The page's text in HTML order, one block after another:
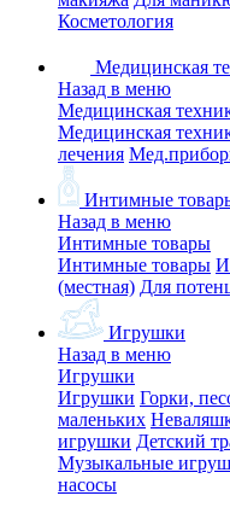
Косметология
Медицинская
Назад в меню
Медицинская
Медицинская
лечения
Интимные
Назад в меню
Интимные товары
Интимные товары
(местная) Для
Игрушки
Назад в меню
Игрушки
Игрушки Горки,
маленьких
игрушки Детский
Музыкальные
насосы